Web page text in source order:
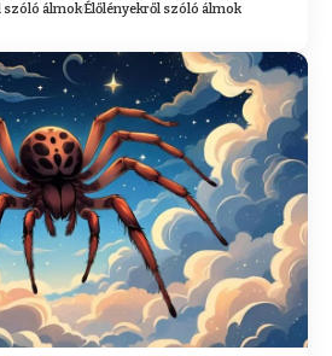
szóló álmokÉlőlényekről szóló álmok